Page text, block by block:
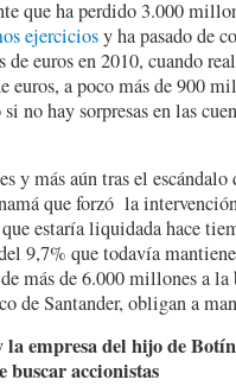
que ha perdido 3.000
ejerciciosy ha pasado de
euros en 2010, cuando
euros, a poco más de 900
no hay sorpresas en las
y más aún tras el
que forzó la
estaría liquidada hace
9,7% que todavía
más de 6.000 millones a la
de Santander, obligan a
empresa del hijo de
buscar accionistas